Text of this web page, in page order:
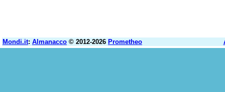
Mondi.it: Almanacco © 2012-2026 Prometheo